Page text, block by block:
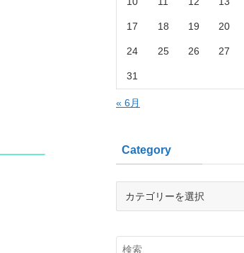
17 18 19 20
24 25 26 27
31
« 6月
Category